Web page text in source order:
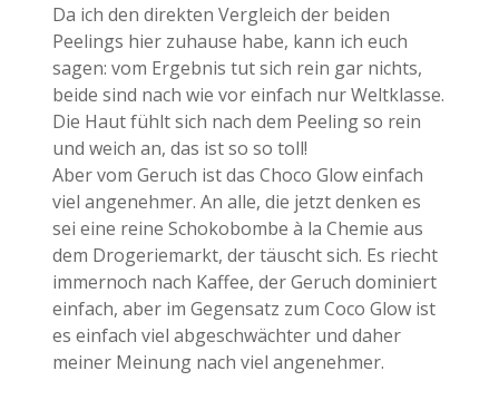
Da ich den direkten Vergleich der beiden
Peelings hier zuhause habe, kann ich euch
sagen: vom Ergebnis tut sich rein gar nichts,
beide sind nach wie vor einfach nur Weltklasse.
Die Haut fühlt sich nach dem Peeling so rein
und weich an, das ist so so toll!
Aber vom Geruch ist das Choco Glow einfach
viel angenehmer. An alle, die jetzt denken es
sei eine reine Schokobombe à la Chemie aus
dem Drogeriemarkt, der täuscht sich. Es riecht
immernoch nach Kaffee, der Geruch dominiert
einfach, aber im Gegensatz zum Coco Glow ist
es einfach viel abgeschwächter und daher
meiner Meinung nach viel angenehmer.